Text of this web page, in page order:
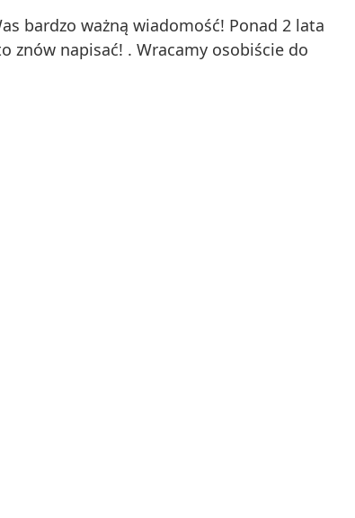
bardzo ważną wiadomość! Ponad 2 lata
znów napisać! . Wracamy osobiście do